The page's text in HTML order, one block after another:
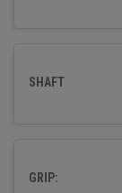
SHAFT
GRIP: